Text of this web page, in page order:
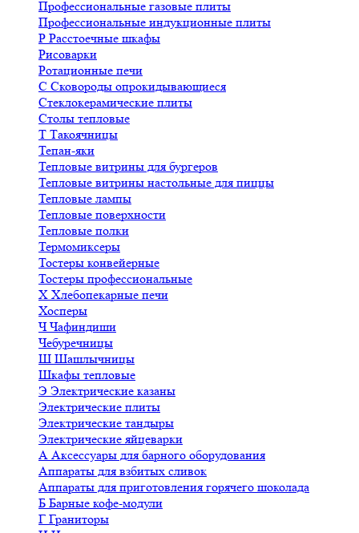
Профессиональные газовые плиты
Профессиональные индукционные плиты
Р Расстоечные шкафы
Рисоварки
Ротационные печи
С Сковороды опрокидывающиеся
Стеклокерамические плиты
Столы тепловые
Т Такоячницы
Тепан-яки
Тепловые витрины для бургеров
Тепловые витрины настольные для пиццы
Тепловые лампы
Тепловые поверхности
Тепловые полки
Термомиксеры
Тостеры конвейерные
Тостеры профессиональные
Х Хлебопекарные печи
Хосперы
ЧЧафиндиши
Чебуречницы
Ш Шашлычницы
Шкафы тепловые
Э Электрические казаны
Электрические плиты
Электрические тандыры
Электрические яйцеварки
А Аксессуары для барного оборудования
Аппараты для взбитых сливок
Аппараты для приготовления горячего шоколада
Б Барные кофе-модули
Г Граниторы